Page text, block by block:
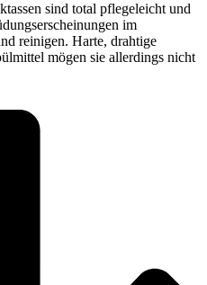
sind total pflegeleicht und
im
reinigen. Harte, drahtige
mögen sie allerdings nicht